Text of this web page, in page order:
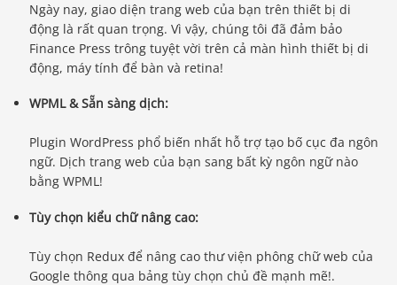
Ngày nay, giao diện trang web của bạn trên thiết bị di
động là rất quan trọng. Vì vậy, chúng tôi đã đảm bảo
Finance Press trông tuyệt vời trên cả màn hình thiết bị di
động, máy tính để bàn và retina!
WPML & Sẵn sàng dịch:
Plugin WordPress phổ biến nhất hỗ trợ tạo bố cục đa ngôn
ngữ. Dịch trang web của bạn sang bất kỳ ngôn ngữ nào
bằng WPML!
Tùy chọn kiểu chữ nâng cao:
Tùy chọn Redux để nâng cao thư viện phông chữ web của
Google thông qua bảng tùy chọn chủ đề mạnh mẽ!.